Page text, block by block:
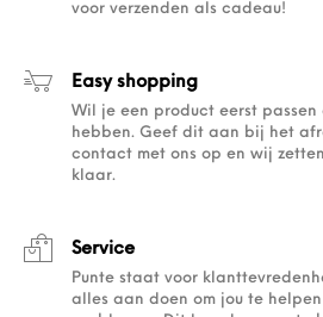
voor verzenden als cadeau!
Easy shopping
Wil je een product eerst
hebben. Geef dit aan bij het
contact met ons op en wij
klaar.
Service
Punte staat voor
alles aan doen om jou te